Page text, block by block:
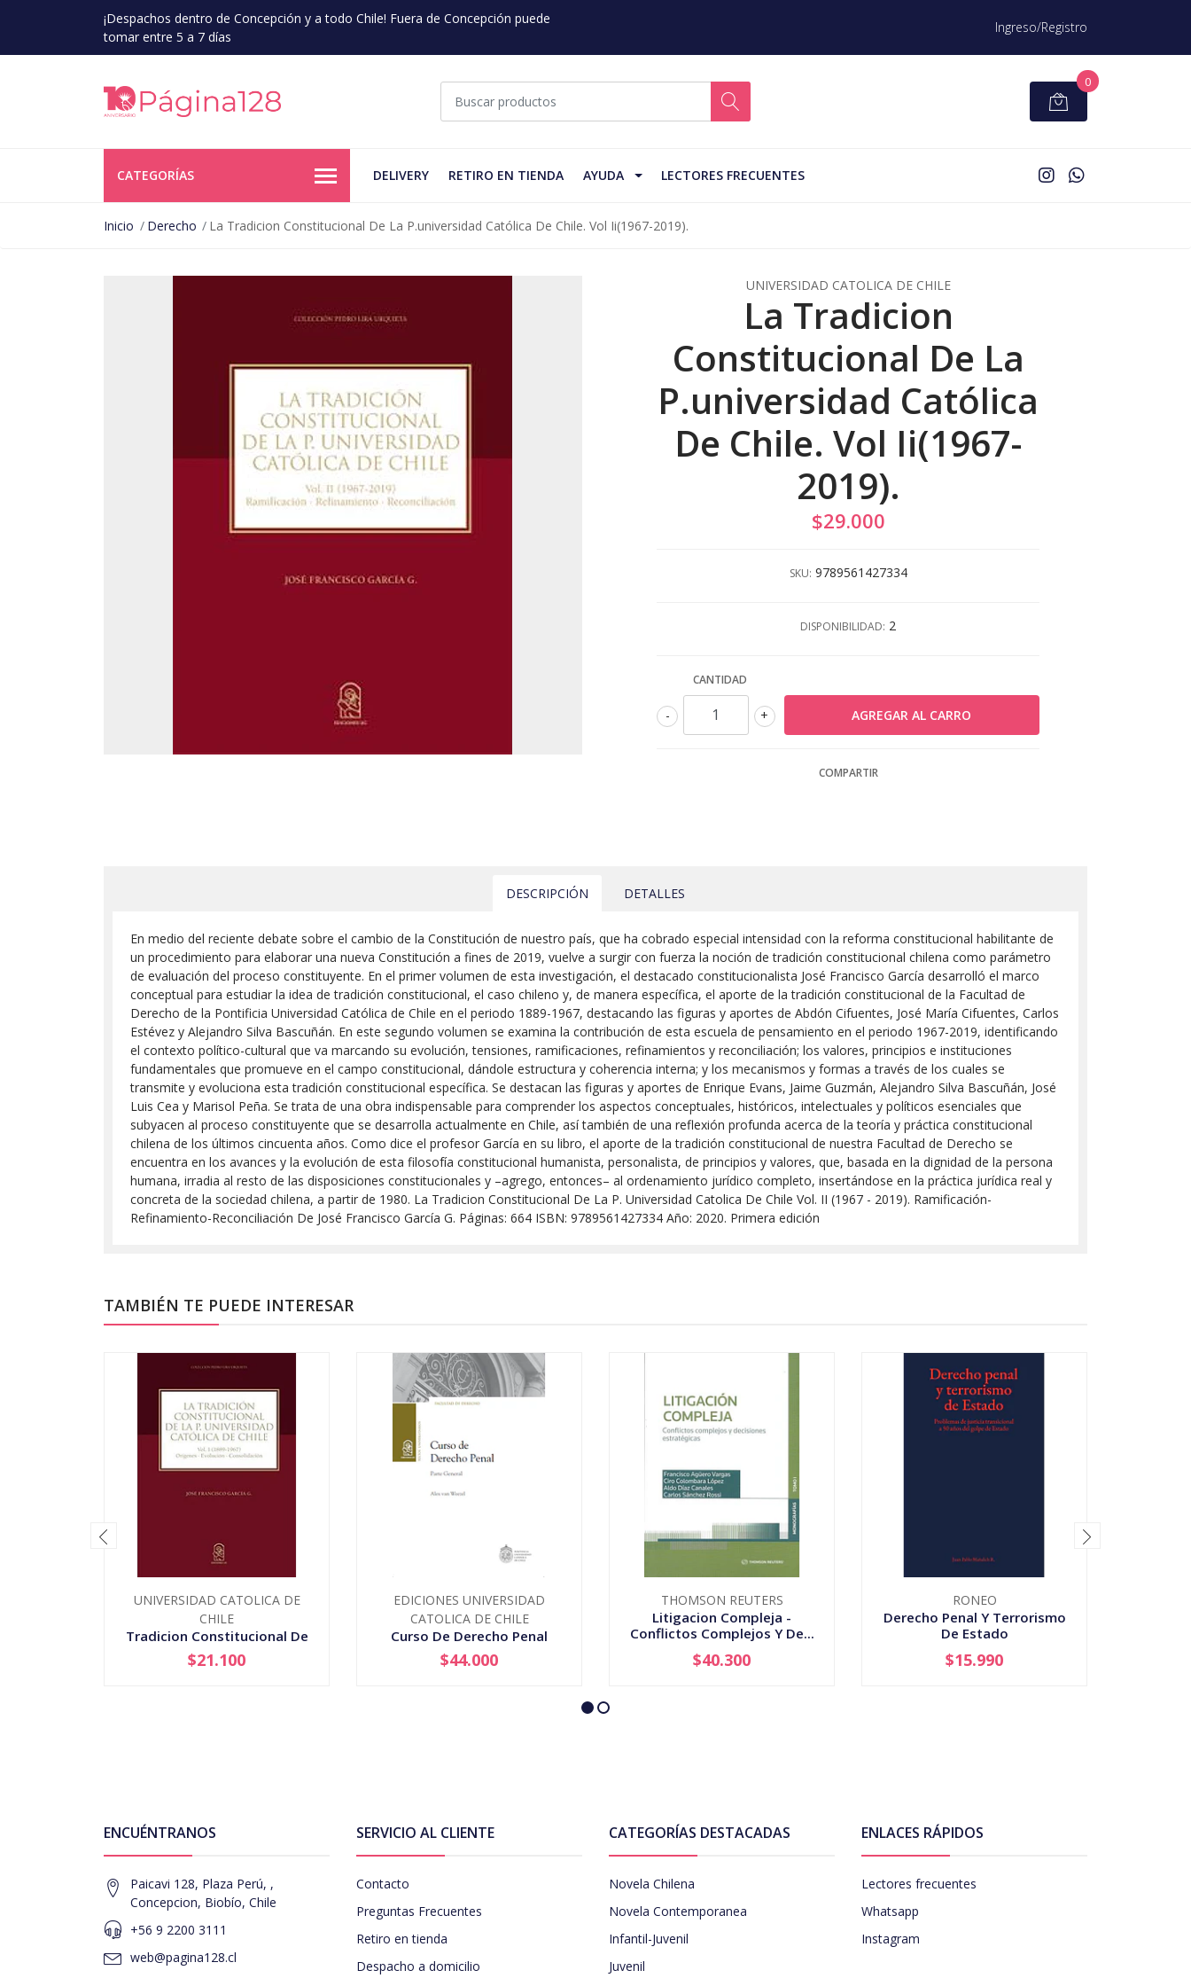
¡Despachos dentro de Concepción y a todo Chile! Fuera de Concepción puede
tomar entre 5 a 7 días
Ingreso/Registro
0
CATEGORÍAS DELIVERY RETIRO EN TIENDA AYUDA LECTORES FRECUENTES
Inicio Derecho La Tradicion Constitucional De La P.universidad Católica De Chile. Vol Ii(1967-2019).
UNIVERSIDAD CATOLICA DE CHILE
La Tradicion
Constitucional De La
P.universidad Católica
De Chile. Vol Ii(1967-
2019).
$29.000
SKU: 9789561427334
DISPONIBILIDAD: 2
CANTIDAD
+
-
COMPARTIR
DESCRIPCIÓN DETALLES
En medio del reciente debate sobre el cambio de la Constitución de nuestro país, que ha cobrado especial intensidad con la reforma constitucional habilitante de
un procedimiento para elaborar una nueva Constitución a fines de 2019, vuelve a surgir con fuerza la noción de tradición constitucional chilena como parámetro
de evaluación del proceso constituyente. En el primer volumen de esta investigación, el destacado constitucionalista José Francisco García desarrolló el marco
conceptual para estudiar la idea de tradición constitucional, el caso chileno y, de manera específica, el aporte de la tradición constitucional de la Facultad de
Derecho de la Pontificia Universidad Católica de Chile en el periodo 1889-1967, destacando las figuras y aportes de Abdón Cifuentes, José María Cifuentes, Carlos
Estévez y Alejandro Silva Bascuñán. En este segundo volumen se examina la contribución de esta escuela de pensamiento en el periodo 1967-2019, identificando
el contexto político-cultural que va marcando su evolución, tensiones, ramificaciones, refinamientos y reconciliación; los valores, principios e instituciones
fundamentales que promueve en el campo constitucional, dándole estructura y coherencia interna; y los mecanismos y formas a través de los cuales se
transmite y evoluciona esta tradición constitucional específica. Se destacan las figuras y aportes de Enrique Evans, Jaime Guzmán, Alejandro Silva Bascuñán, José
Luis Cea y Marisol Peña. Se trata de una obra indispensable para comprender los aspectos conceptuales, históricos, intelectuales y políticos esenciales que
subyacen al proceso constituyente que se desarrolla actualmente en Chile, así también de una reflexión profunda acerca de la teoría y práctica constitucional
chilena de los últimos cincuenta años. Como dice el profesor García en su libro, el aporte de la tradición constitucional de nuestra Facultad de Derecho se
encuentra en los avances y la evolución de esta filosofía constitucional humanista, personalista, de principios y valores, que, basada en la dignidad de la persona
humana, irradia al resto de las disposiciones constitucionales y –agrego, entonces– al ordenamiento jurídico completo, insertándose en la práctica jurídica real y
concreta de la sociedad chilena, a partir de 1980. La Tradicion Constitucional De La P. Universidad Catolica De Chile Vol. II (1967 - 2019). Ramificación-
Refinamiento-Reconciliación De José Francisco García G. Páginas: 664 ISBN: 9789561427334 Año: 2020. Primera edición
TAMBIÉN TE PUEDE INTERESAR
UNIVERSIDAD CATOLICA DE
CHILE
Tradicion Constitucional De
La Puc, La
+
$21.100
EDICIONES UNIVERSIDAD
CATOLICA DE CHILE
Curso De Derecho Penal
+
$44.000
THOMSON REUTERS
Litigacion Compleja -
Conflictos Complejos Y De...
+
$40.300
RONEO
Derecho Penal Y Terrorismo
De Estado
+
$15.990
ENCUÉNTRANOS
Paicavi 128, Plaza Perú, ,
Concepcion, Biobío, Chile
+56 9 2200 3111
web@pagina128.cl
SERVICIO AL CLIENTE
Contacto
Preguntas Frecuentes
Retiro en tienda
Despacho a domicilio
CATEGORÍAS DESTACADAS
Novela Chilena
Novela Contemporanea
Infantil-Juvenil
Juvenil
ENLACES RÁPIDOS
Lectores frecuentes
Whatsapp
Instagram